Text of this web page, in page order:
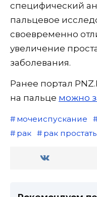
специфический
пальцевое
своевременно
увеличение
заболевания.
Ранее портал
на пальце можно
мочеиспускание
рак
рак